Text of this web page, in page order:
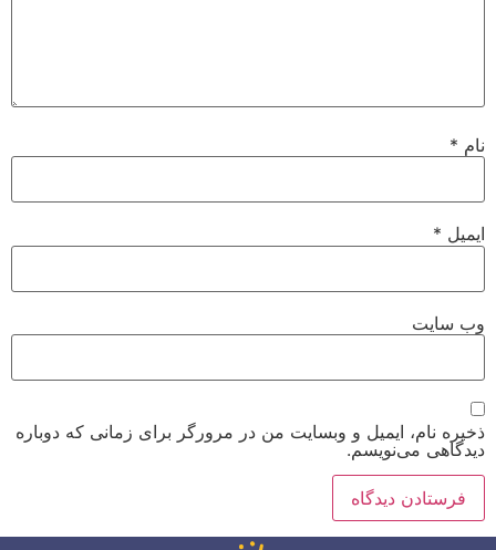
نام *
ایمیل *
وب‌ سایت
ذخیره نام، ایمیل و وبسایت من در مرورگر برای زمانی که دوباره
دیدگاهی می‌نویسم.